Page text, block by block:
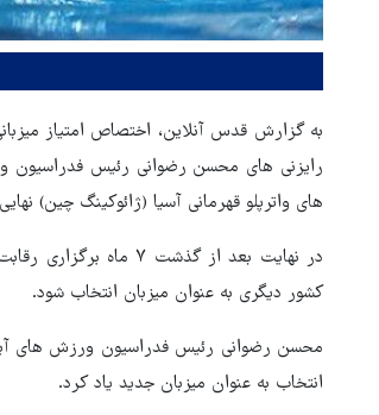
به گزارش قدس آنلاین، اختصاص امتیاز
رایزنی های محسن رضوانی رئیس فدراسیون
های واترپلو قهرمانی آسیا (ژائوکینگ چین)
در نهایت بعد از گذشت
کشور دیگری به عنوان میزبان انتخاب شود.
محسن رضوانی رئیس فدراسیون ورزش های آبی
انتخاب به عنوان میزبان جدید یاد کرد.